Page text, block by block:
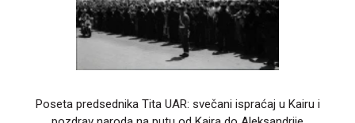
Poseta predsednika Tita UAR: svečani ispraćaj u Kairu i